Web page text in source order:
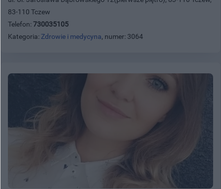
83-110 Tczew
Telefon: 730035105
Kategoria: Zdrowie i medycyna, numer: 3064